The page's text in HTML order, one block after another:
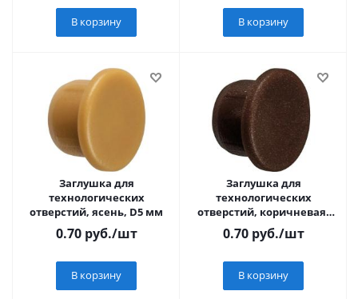
В корзину В корзину
Заглушка для
технологических
отверстий, ясень, D5 мм
0.70руб./шт
В корзину
Заглушка для
технологических
отверстий, коричневая,
D5 мм
0.70руб./шт
В корзину